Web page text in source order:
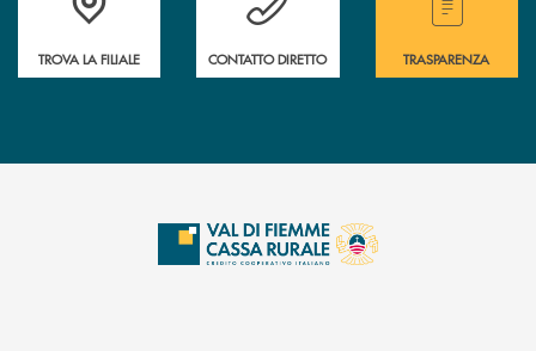
TROVA LA FILIALE CONTATTO DIRETTO TRASPARENZA